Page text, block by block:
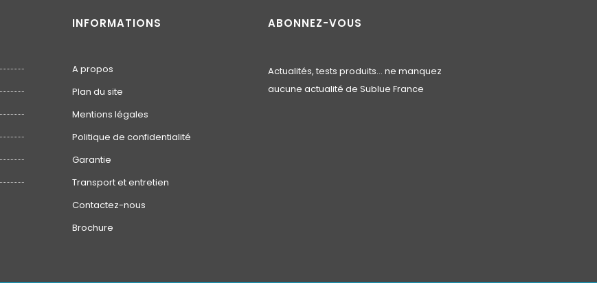
INFORMATIONS
A propos
Plan du site
Mentions légales
Politique de confidentialité
Garantie
Transport et entretien
Contactez-nous
Brochure
ABONNEZ-VOUS
Actualités, tests produits… ne manquez
aucune actualité de Sublue France